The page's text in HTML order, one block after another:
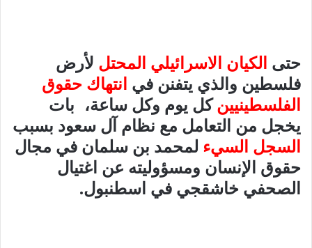
حتى الكيان الاسرائيلي المحتل لأرض
فلسطين والذي يتفنن في انتهاك حقوق
الفلسطينيينكل يوم وكل ساعة، بات
يخجل من التعامل مع نظام آل سعود بسبب
السجل السيء لمحمد بن سلمان في مجال
حقوق الإنسان ومسؤوليته عن اغتيال
الصحفي خاشقجي في اسطنبول.